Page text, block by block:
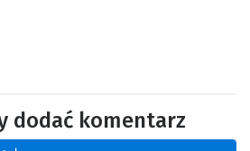
dodać komentarz